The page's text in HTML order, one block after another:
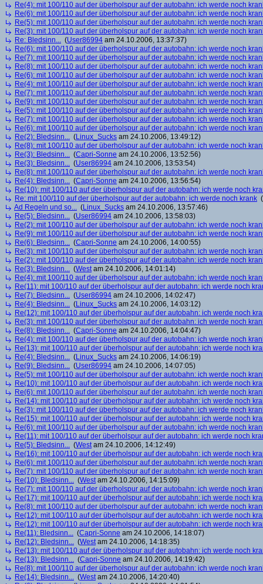
Re(4): mit 100/110 auf der überholspur auf der autobahn: ich werde noch
Re(6): mit 100/110 auf der überholspur auf der autobahn: ich werde noch
Re(5): mit 100/110 auf der überholspur auf der autobahn: ich werde noch
Re(3): mit 100/110 auf der überholspur auf der autobahn: ich werde noch
Re: Bledsinn... (User86994 am 24.10.2006, 13:37:37)
Re(6): mit 100/110 auf der überholspur auf der autobahn: ich werde noch
Re(7): mit 100/110 auf der überholspur auf der autobahn: ich werde noch
Re(8): mit 100/110 auf der überholspur auf der autobahn: ich werde noch
Re(6): mit 100/110 auf der überholspur auf der autobahn: ich werde noch
Re(4): mit 100/110 auf der überholspur auf der autobahn: ich werde noch
Re(7): mit 100/110 auf der überholspur auf der autobahn: ich werde noch
Re(9): mit 100/110 auf der überholspur auf der autobahn: ich werde noch
Re(5): mit 100/110 auf der überholspur auf der autobahn: ich werde noch
Re(7): mit 100/110 auf der überholspur auf der autobahn: ich werde noch
Re(6): mit 100/110 auf der überholspur auf der autobahn: ich werde noch
Re(2): Bledsinn... (Linux_Sucks am 24.10.2006, 13:49:12)
Re(8): mit 100/110 auf der überholspur auf der autobahn: ich werde noch
Re(3): Bledsinn... (Capri-Sonne am 24.10.2006, 13:52:56)
Re(3): Bledsinn... (User86994 am 24.10.2006, 13:53:54)
Re(8): mit 100/110 auf der überholspur auf der autobahn: ich werde noch
Re(4): Bledsinn... (Capri-Sonne am 24.10.2006, 13:56:54)
Re(10): mit 100/110 auf der überholspur auf der autobahn: ich werde noch
Re: mit 100/110 auf der überholspur auf der autobahn: ich werde noch krank (
Ad Regeln und so... (Linux_Sucks am 24.10.2006, 13:57:46)
Re(5): Bledsinn... (User86994 am 24.10.2006, 13:58:03)
Re(2): mit 100/110 auf der überholspur auf der autobahn: ich werde noch
Re(9): mit 100/110 auf der überholspur auf der autobahn: ich werde noch
Re(6): Bledsinn... (Capri-Sonne am 24.10.2006, 14:00:55)
Re(3): mit 100/110 auf der überholspur auf der autobahn: ich werde noch
Re(2): mit 100/110 auf der überholspur auf der autobahn: ich werde noch
Re(3): Bledsinn... (Westam 24.10.2006, 14:01:14)
Re(4): mit 100/110 auf der überholspur auf der autobahn: ich werde noch
Re(11): mit 100/110 auf der überholspur auf der autobahn: ich werde noch
Re(7): Bledsinn... (User86994 am 24.10.2006, 14:02:47)
Re(4): Bledsinn... (Linux_Sucks am 24.10.2006, 14:03:12)
Re(12): mit 100/110 auf der überholspur auf der autobahn: ich werde noch
Re(3): mit 100/110 auf der überholspur auf der autobahn: ich werde noch
Re(8): Bledsinn... (Capri-Sonne am 24.10.2006, 14:04:47)
Re(4): mit 100/110 auf der überholspur auf der autobahn: ich werde noch
Re(13): mit 100/110 auf der überholspur auf der autobahn: ich werde noch
Re(4): Bledsinn... (Linux_Sucks am 24.10.2006, 14:06:19)
Re(9): Bledsinn... (User86994 am 24.10.2006, 14:07:05)
Re(5): mit 100/110 auf der überholspur auf der autobahn: ich werde noch
Re(10): mit 100/110 auf der überholspur auf der autobahn: ich werde noch
Re(6): mit 100/110 auf der überholspur auf der autobahn: ich werde noch
Re(14): mit 100/110 auf der überholspur auf der autobahn: ich werde noch
Re(3): mit 100/110 auf der überholspur auf der autobahn: ich werde noch
Re(15): mit 100/110 auf der überholspur auf der autobahn: ich werde noch
Re(6): mit 100/110 auf der überholspur auf der autobahn: ich werde noch
Re(11): mit 100/110 auf der überholspur auf der autobahn: ich werde noch
Re(5): Bledsinn... (Westam 24.10.2006, 14:12:49)
Re(16): mit 100/110 auf der überholspur auf der autobahn: ich werde noch
Re(6): mit 100/110 auf der überholspur auf der autobahn: ich werde noch
Re(7): mit 100/110 auf der überholspur auf der autobahn: ich werde noch
Re(10): Bledsinn... (Westam 24.10.2006, 14:15:09)
Re(7): mit 100/110 auf der überholspur auf der autobahn: ich werde noch
Re(17): mit 100/110 auf der überholspur auf der autobahn: ich werde noch
Re(8): mit 100/110 auf der überholspur auf der autobahn: ich werde noch
Re(12): mit 100/110 auf der überholspur auf der autobahn: ich werde noch
Re(12): mit 100/110 auf der überholspur auf der autobahn: ich werde noch
Re(11): Bledsinn... (Capri-Sonne am 24.10.2006, 14:18:07)
Re(12): Bledsinn... (Westam 24.10.2006, 14:18:35)
Re(13): mit 100/110 auf der überholspur auf der autobahn: ich werde noch
Re(13): Bledsinn... (Capri-Sonne am 24.10.2006, 14:19:42)
Re(8): mit 100/110 auf der überholspur auf der autobahn: ich werde noch
Re(14): Bledsinn... (Westam 24.10.2006, 14:20:40)